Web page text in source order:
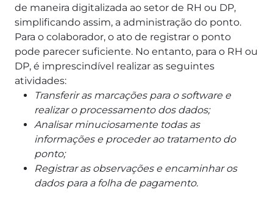
de maneira digitalizada ao setor de RH ou DP,
simplificando assim, a administração do ponto.
Para o colaborador, o ato de registrar o ponto
pode parecer suficiente. No entanto, para o RH ou
DP, é imprescindível realizar as seguintes
atividades:
Transferir as marcações para o software e
realizar o processamento dos dados;
Analisar minuciosamente todas as
informações e proceder ao tratamento do
ponto;
Registrar as observações e encaminhar os
dados para a folha de pagamento.